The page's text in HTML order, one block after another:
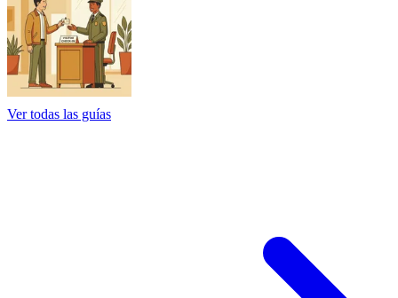
Ver todas las guías